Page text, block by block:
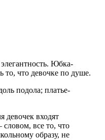
Юбка-
что девочке по душе.
подола; платье-
девочек входят
все то, что
образу, не